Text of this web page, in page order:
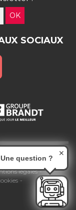
OK
SOCIAUX
légales
Une question ?
✕